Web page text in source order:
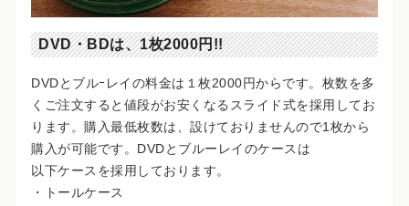
DVD・BDは、1枚2000円!!
DVDとブルｰレイの料金は１枚2000円からです。枚数を多
くご注文すると値段がお安くなるスライド式を採用してお
ります。購入最低枚数は、設けておりませんので1枚から
購入が可能です。DVDとブルーレイのケースは
以下ケースを採用しております。
・トールケース